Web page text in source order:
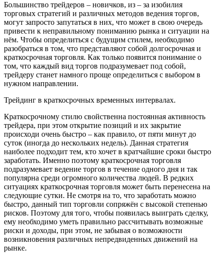
Большинство трейдеров – новичков, из – за изобилия
торговых стратегий и различных методов ведения торгов,
могут запросто запутаться в них, что может в свою очередь
привести к неправильному пониманию рынка и ситуации на
нём. Чтобы определиться с будущим стилем, необходимо
разобраться в том, что представляют собой долгосрочная и
краткосрочная торговля. Как только появится понимание о
том, что каждый вид торгов подразумевает под собой,
трейдеру станет намного проще определиться с выбором в
нужном направлении.
Трейдинг в краткосрочных временных интервалах.
Краткосрочному стилю свойственна постоянная активность
трейдера, при этом открытие позиций и их закрытие
происходи очень быстро – как правило, от пяти минут до
суток (иногда до нескольких недель). Данная стратегия
наиболее подходит тем, кто хочет в кратчайшие сроки быстро
заработать. Именно поэтому краткосрочная торговля
подразумевает ведение торгов в течение одного дня и так
популярна среди огромного количества людей. В редких
ситуациях краткосрочная торговля может быть перенесена на
следующие сутки. Не смотря на то, что заработать можно
быстро, данный тип торговли сопряжён с высокой степенью
рисков. Поэтому для того, чтобы появилась выиграть сделку,
ему необходимо уметь правильно рассчитывать возможные
риски и доходы, при этом, не забывая о возможности
возникновения различных непредвиденных движений на
рынке.